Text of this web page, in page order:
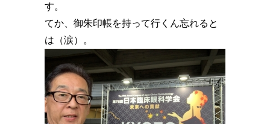
す。
てか、御朱印帳を持って行くん忘れると
は（涙）。